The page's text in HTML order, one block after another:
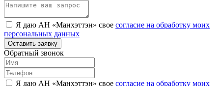
Я даю АН «Манхэттэн» свое согласие на обработку моих
персональных данных
Оставить заявку
Обратный звонок
Я даю АН «Манхэттэн» свое согласие на обработку моих